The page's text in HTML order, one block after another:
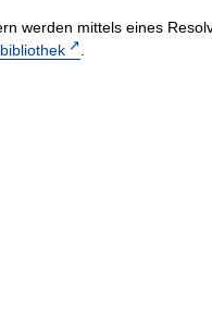
werden mittels eines
.